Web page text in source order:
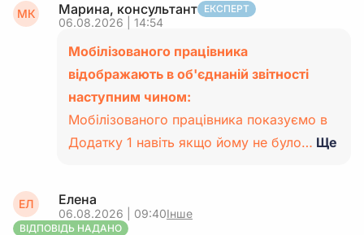
МК Марина, консультант ЕКСПЕРТ
06.08.2026 | 14:54
Мобілізованого працівника
відображають в об'єднаній звітності
наступним чином:
Мобілізованого працівника показуємо в
Додатку 1 навіть якщо йому не було… Ще
ЕЛ Елена
06.08.2026 | 09:40Інше
ВІДПОВІДЬ НАДАНО